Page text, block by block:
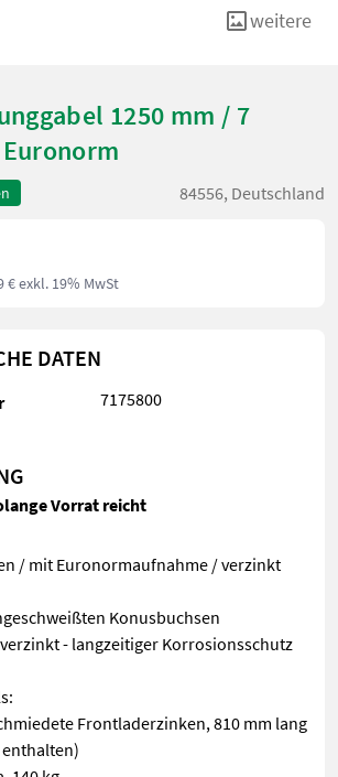
weitere
1250 mm / 7
84556, Deutschland
€ exkl. 19% MwSt
DATEN
7175800
Vorrat reicht
/ mit Euronormaufnahme / verzinkt
Konusbuchsen
- langzeitiger Korrosionsschutz
Frontladerzinken, 810 mm lang